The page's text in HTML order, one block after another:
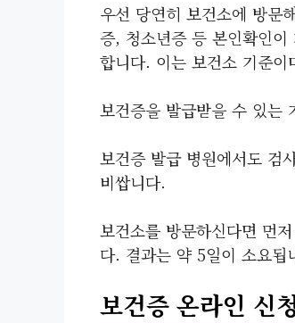
우선 당연히 보건소에 방문
증, 청소년증 등 본인확인
합니다. 이는 보건소 기준
보건증을 발급받을 수 있는
보건증 발급 병원에서도 검
비쌉니다.
보건소를 방문하신다면 먼
다. 결과는 약 5일이 소요됩
보건증 온라인 신